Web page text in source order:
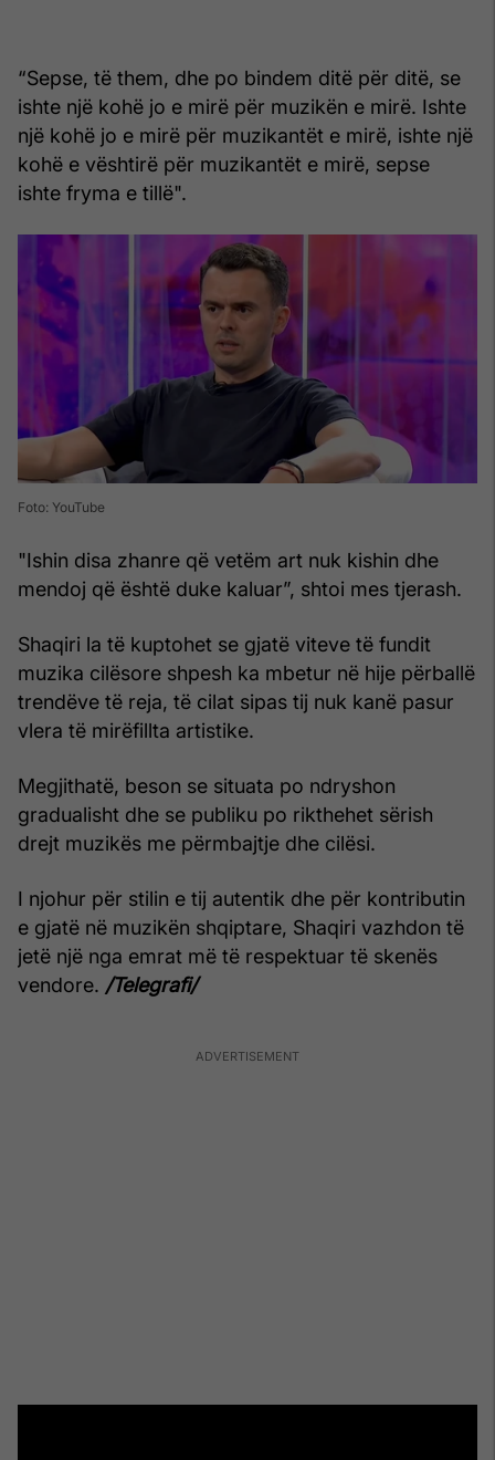
“Sepse, të them, dhe po bindem ditë për ditë, se
ishte një kohë jo e mirë për muzikën e mirë. Ishte
një kohë jo e mirë për muzikantët e mirë, ishte një
kohë e vështirë për muzikantët e mirë, sepse
ishte fryma e tillë".
Foto: YouTube
"Ishin disa zhanre që vetëm art nuk kishin dhe
mendoj që është duke kaluar”, shtoi mes tjerash.
Shaqiri la të kuptohet se gjatë viteve të fundit
muzika cilësore shpesh ka mbetur në hije përballë
trendëve të reja, të cilat sipas tij nuk kanë pasur
vlera të mirëfillta artistike.
Megjithatë, beson se situata po ndryshon
gradualisht dhe se publiku po rikthehet sërish
drejt muzikës me përmbajtje dhe cilësi.
I njohur për stilin e tij autentik dhe për kontributin
e gjatë në muzikën shqiptare, Shaqiri vazhdon të
jetë një nga emrat më të respektuar të skenës
vendore. /Telegrafi/